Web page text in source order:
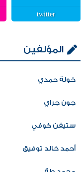
twitter
المؤلفين
خولة حمدي
جون جراي
ستيفن كوفي
أحمد خالد توفيق